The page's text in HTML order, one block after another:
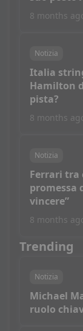
8 months
Notizia
Italia
Hamilton
pista?
8 months
Notizia
Ferrari tra
promessa
vincere”
8 months
Trending
Notizia
Michael
ruolo